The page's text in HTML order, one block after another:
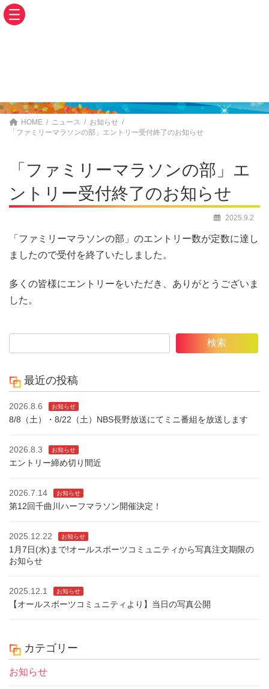
コ
ン
テ
プ
ナ
ビ
ゲ
動
HOME ニュース
お知らせ
「ファミリーマラソンの部」エントリー受付終了のお知らせ
「ファミリーマラソンの部」エ
ントリー受付終了のお知らせ
2025.9.2
「ファミリーマラソンの部」のエントリー数が定数に達し
ましたので受付を終了いたしました。
多くの皆様にエントリーをいただき、ありがとうございま
した。
検索
最近の投稿
2026.8.6 お知らせ
8/8（土）・8/22（土）NBS長野放送にてミニ番組を放送します
2026.8.3 お知らせ
エントリー締め切り間近
2026.7.14 お知らせ
第12回千曲川ハーフマラソン開催決定！
2025.12.22 お知らせ
1月7日(水)まで!オールスポーツコミュニティから写真注文期限の
お知らせ
2025.12.1 お知らせ
【オールスポーツコミュニティより】当日の写真公開
カテゴリー
お知らせ